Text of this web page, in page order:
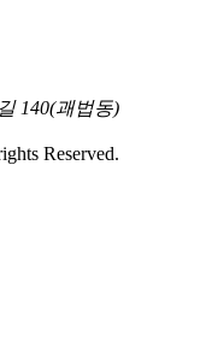
140(괘법동)
Reserved.